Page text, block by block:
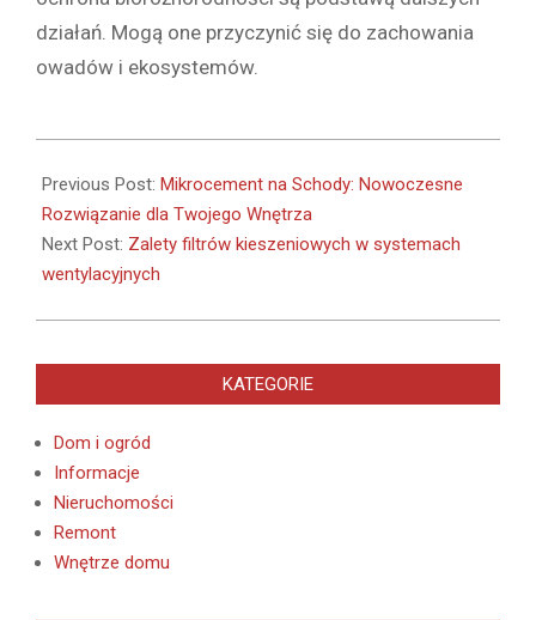
działań. Mogą one przyczynić się do zachowania
owadów i ekosystemów.
10-
14
Previous Post: Mikrocement na Schody: Nowoczesne
Rozwiązanie dla Twojego Wnętrza
Next Post: Zalety filtrów kieszeniowych w systemach
wentylacyjnych
KATEGORIE
Dom i ogród
Informacje
Nieruchomości
Remont
Wnętrze domu